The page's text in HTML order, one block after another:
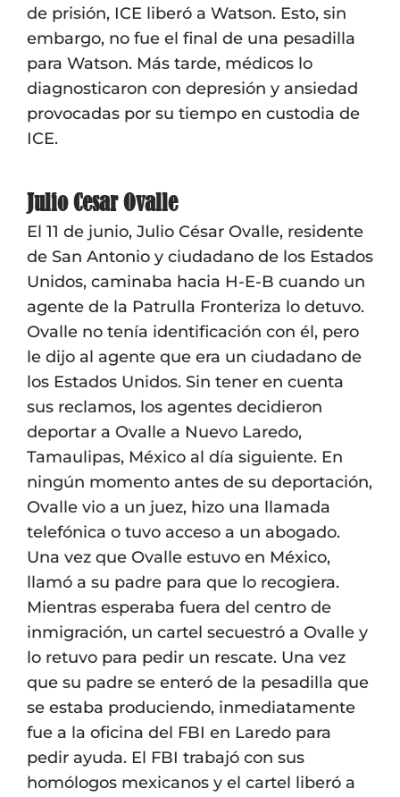
de prisión, ICE liberó a Watson. Esto, sin
embargo, no fue el final de una pesadilla
para Watson. Más tarde, médicos lo
diagnosticaron con depresión y ansiedad
provocadas por su tiempo en custodia de
ICE.
Julio Cesar Ovalle
El 11 de junio, Julio César Ovalle, residente
de San Antonio y ciudadano de los Estados
Unidos, caminaba hacia H-E-B cuando un
agente de la Patrulla Fronteriza lo detuvo.
Ovalle no tenía identificación con él, pero
le dijo al agente que era un ciudadano de
los Estados Unidos. Sin tener en cuenta
sus reclamos, los agentes decidieron
deportar a Ovalle a Nuevo Laredo,
Tamaulipas, México al día siguiente. En
ningún momento antes de su deportación,
Ovalle vio a un juez, hizo una llamada
telefónica o tuvo acceso a un abogado.
Una vez que Ovalle estuvo en México,
llamó a su padre para que lo recogiera.
Mientras esperaba fuera del centro de
inmigración, un cartel secuestró a Ovalle y
lo retuvo para pedir un rescate. Una vez
que su padre se enteró de la pesadilla que
se estaba produciendo, inmediatamente
fue a la oficina del FBI en Laredo para
pedir ayuda. El FBI trabajó con sus
homólogos mexicanos y el cartel liberó a